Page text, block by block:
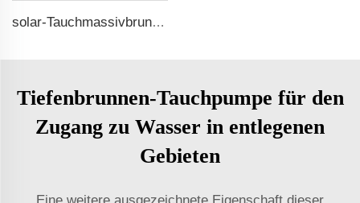
solar-Tauchmassivbrunnenpumpen
Tiefenbrunnen-Tauchpumpe für den
Zugang zu Wasser in entlegenen
Gebieten